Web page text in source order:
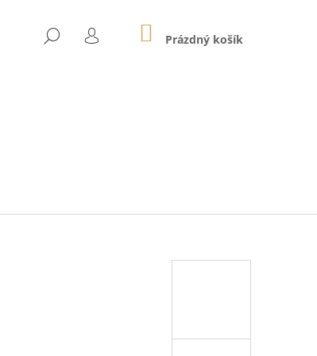
HLEDAT
PŘIHLÁŠENÍ
NÁKUPNÍ
KOŠÍK
Prázdný košík